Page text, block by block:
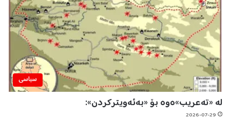
سیاسی
لە «تەعریب»ەوە بۆ «بەئەویترکردن»:
2026-07-29